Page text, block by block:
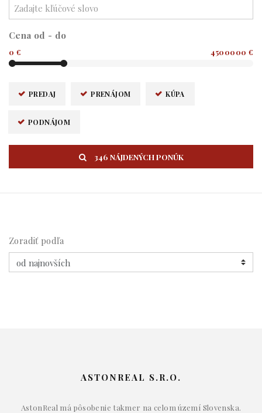
Cena od - do
0 € 4500000 €
PREDAJ PRENÁJOM KÚPA
PODNÁJOM
346 NÁJDENÝCH PONÚK
Zoradiť podľa
ASTONREAL S.R.O.
AstonReal má pôsobenie takmer na celom území Slovenska.